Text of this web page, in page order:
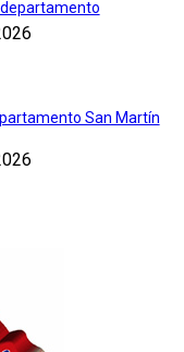
San Martín